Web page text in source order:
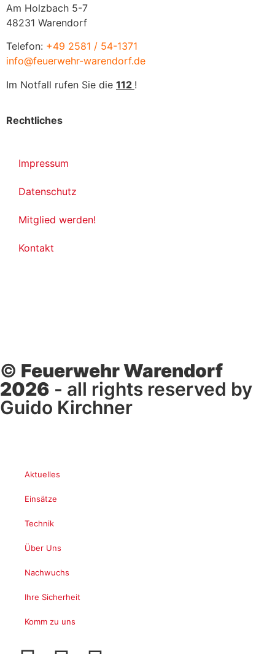
Am Holzbach 5-7
48231 Warendorf
Telefon: +49 2581 / 54-1371
info@feuerwehr-warendorf.de
Im Notfall rufen Sie die 112 !
Rechtliches
Impressum
Datenschutz
Mitglied werden!
Kontakt
© Feuerwehr Warendorf
2026 - all rights reserved by
Guido Kirchner
Aktuelles
Einsätze
Technik
Über Uns
Nachwuchs
Ihre Sicherheit
Komm zu uns